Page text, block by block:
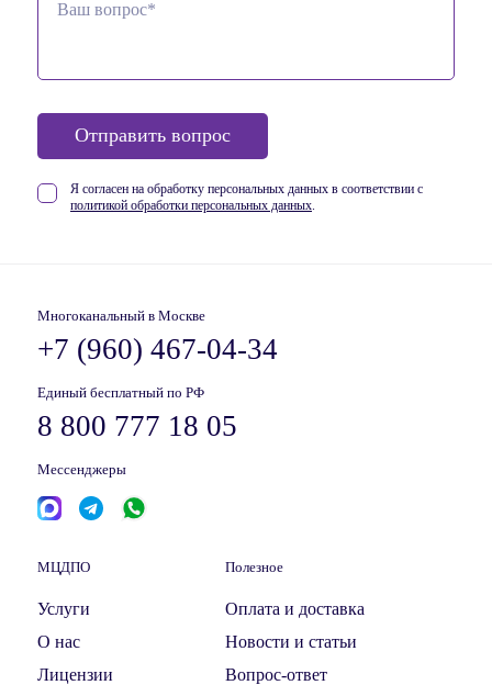
Отправить вопрос
Я согласен на обработку персональных данных в соответствии с
политикой обработки персональных данных
Многоканальный в Москве
+7 (960) 467-04-34
Единый бесплатный по РФ
8 800 777 18 05
Мессенджеры
МЦДПО
Услуги
О нас
Лицензии
Полезное
Оплата и доставка
Новости и статьи
Вопрос-ответ